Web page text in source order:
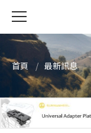
首頁 最新訊息